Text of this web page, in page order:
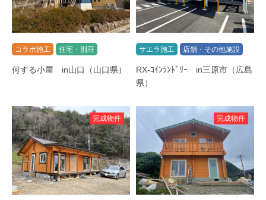
コラボ施工 住宅・別荘
何する小屋 in山口（山口県）
サエラ施工 店舗・その他施設
RX-ｺｲﾝﾗﾝﾄﾞﾘｰ in三原市（広島
県）
完成物件 完成物件